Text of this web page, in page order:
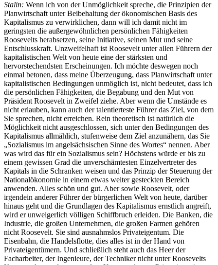
Stalin: Wenn ich von der Unmöglichkeit spreche, die Prinzipien der
Planwirtschaft unter Beibehaltung der ökonomischen Basis des
Kapitalismus zu verwirklichen, dann will ich damit nicht im
geringsten die außergewöhnlichen persönlichen Fähigkeiten
Roosevelts herabsetzen, seine Initiative, seinen Mut und seine
Entschlusskraft. Unzweifelhaft ist Roosevelt unter allen Führern der
kapitalistischen Welt von heute eine der stärksten und
hervorstechendsten Erscheinungen. Ich möchte deswegen noch
einmal betonen, dass meine Überzeugung, dass Planwirtschaft unter
kapitalistischen Bedingungen unmöglich ist, nicht bedeutet, dass ich
die persönlichen Fähigkeiten, die Begabung und den Mut von
Präsident Roosevelt in Zweifel ziehe. Aber wenn die Umstände es
nicht erlauben, kann auch der talentierteste Führer das Ziel, von dem
Sie sprechen, nicht erreichen. Rein theoretisch ist natürlich die
Möglichkeit nicht ausgeschlossen, sich unter den Bedingungen des
Kapitalismus allmählich, stufenweise dem Ziel anzunähern, das Sie
„Sozialismus im angelsächsischen Sinne des Wortes“ nennen. Aber
was wird das für ein Sozialismus sein? Höchstens würde er bis zu
einem gewissen Grad die unverschämtesten Einzelvertreter des
Kapitals in die Schranken weisen und das Prinzip der Steuerung der
Nationalökonomie in einem etwas weiter gesteckten Bereich
anwenden. Alles schön und gut. Aber sowie Roosevelt, oder
irgendein anderer Führer der bürgerlichen Welt von heute, darüber
hinaus geht und die Grundlagen des Kapitalismus ernstlich angreift,
wird er unweigerlich völligen Schiffbruch erleiden. Die Banken, die
Industrie, die großen Unternehmen, die großen Farmen gehören
nicht Roosevelt. Sie sind ausnahmslos Privateigentum. Die
Eisenbahn, die Handelsflotte, dies alles ist in der Hand von
Privateigentümern. Und schließlich steht auch das Heer der
Facharbeiter, der Ingenieure, der Techniker nicht unter Roosevelts